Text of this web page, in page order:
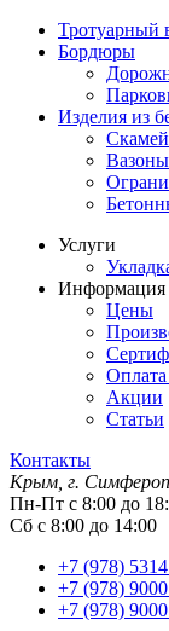
Тротуарный
Бордюры
Изделия из
Вазоны
Услуги
Информация
Цены
Оплата
Акции
Статьи
Контакты
Крым, г.
Пн-Пт с 8:00 до
Сб с 8:00 до 14:00
+7 (978)
+7 (978)
+7 (978)